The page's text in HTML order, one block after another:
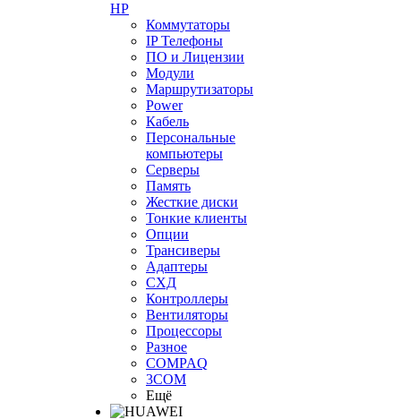
HP
Коммутаторы
IP Телефоны
ПО и Лицензии
Модули
Маршрутизаторы
Power
Кабель
Персональные
компьютеры
Серверы
Память
Жесткие диски
Тонкие клиенты
Опции
Трансиверы
Адаптеры
СХД
Контроллеры
Вентиляторы
Процессоры
Разное
COMPAQ
3COM
Ещё